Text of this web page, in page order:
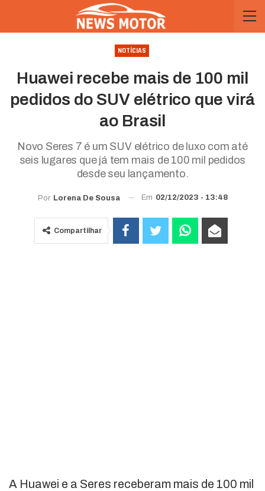
NOTÍCIAS
Huawei recebe mais de 100 mil
pedidos do SUV elétrico que virá
ao Brasil
Novo Seres 7 é um SUV elétrico de luxo com até
seis lugares que já tem mais de 100 mil pedidos
desde seu lançamento.
Por Lorena De Sousa Em 02/12/2023 - 13:48
Compartilhar
A Huawei e a Seres receberam mais de 100 mil